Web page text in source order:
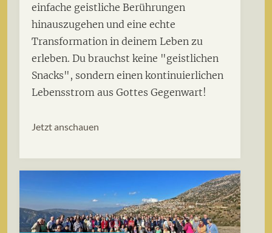
einfache geistliche Berührungen
hinauszugehen und eine echte
Transformation in deinem Leben zu
erleben. Du brauchst keine "geistlichen
Snacks", sondern einen kontinuierlichen
Lebensstrom aus Gottes Gegenwart!
Jetzt anschauen